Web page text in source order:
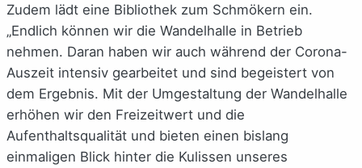
Zudem lädt eine Bibliothek zum Schmökern ein.
„Endlich können wir die Wandelhalle in Betrieb
nehmen. Daran haben wir auch während der Corona-
Auszeit intensiv gearbeitet und sind begeistert von
dem Ergebnis. Mit der Umgestaltung der Wandelhalle
erhöhen wir den Freizeitwert und die
Aufenthaltsqualität und bieten einen bislang
einmaligen Blick hinter die Kulissen unseres